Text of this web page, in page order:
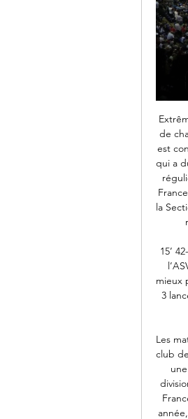
de
est
qui a
la
15’
mieux
3
Les
club